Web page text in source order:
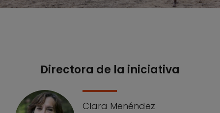
Nuestro equipo
Directora de la iniciativa
Clara Menéndez